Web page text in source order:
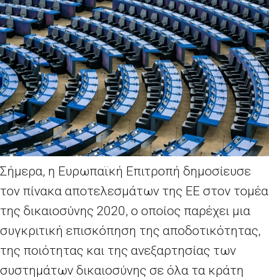
Σήμερα, η Ευρωπαϊκή Επιτροπή δημοσίευσε
τον πίνακα αποτελεσμάτων της ΕΕ στον τομέα
της δικαιοσύνης 2020, ο οποίος παρέχει μια
συγκριτική επισκόπηση της αποδοτικότητας,
της ποιότητας και της ανεξαρτησίας των
συστημάτων δικαιοσύνης σε όλα τα κράτη